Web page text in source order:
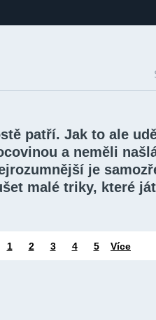
patří. Jak to ale
a neměli
je
malé triky, které
1 2 3 4 5 Více